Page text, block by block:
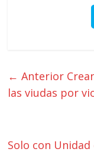
← Anterior
las viudas por
Solo con